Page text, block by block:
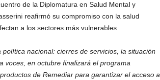
de la Diplomatura en Salud Mental y
reafirmó su compromiso con la salud
a los sectores más vulnerables.
nacional: cierres de servicios, la situación
voces, en octubre finalizará el programa
de Remediar para garantizar el acceso a